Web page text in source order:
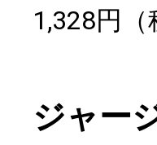
1,328円
ジャー